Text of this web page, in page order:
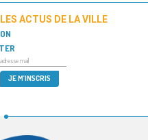
ACTUS DE LA VILLE